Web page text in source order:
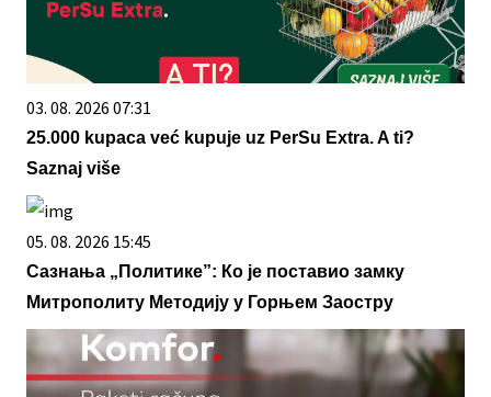
03. 08. 2026 07:31
25.000 kupaca već kupuje uz PerSu Extra. A ti?
Saznaj više
05. 08. 2026 15:45
Сазнања „Политике”: Ко је поставио замку
Митрополиту Методију у Горњем Заостру